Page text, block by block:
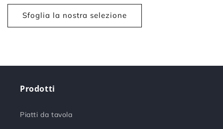
Sfoglia la nostra selezione
Prodotti
Piatti da tavola